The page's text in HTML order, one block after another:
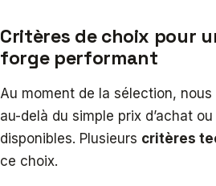
Critères de choix pour
forge performant
Au moment de la sélection,
au-delà du simple prix d’achat
disponibles. Plusieurs critères
ce choix.